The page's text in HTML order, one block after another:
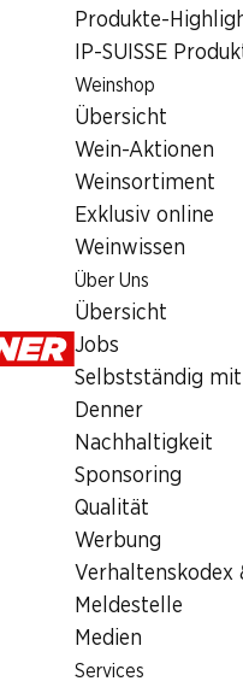
Produkte-
IP-SUISSE
Weinshop
Übersicht
Wein-Aktionen
Weinsortiment
Exklusiv online
Weinwissen
Über Uns
Übersicht
Jobs
Selbstständig mit
Denner
Nachhaltigkeit
Sponsoring
Qualität
Werbung
Verhaltenskodex
Meldestelle
Medien
Services
Bier
6 x 50 cl
1027901
mit dem Denner Newsletter
Melden Sie sich jetzt an!